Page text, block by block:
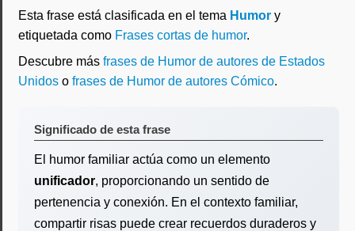
Esta frase está clasificada en el tema Humor y
etiquetada como Frases cortas de humor.
Descubre más frases de Humor de autores de Estados
Unidos o frases de Humor de autores Cómico.
Significado de esta frase
El humor familiar actúa como un elemento
unificador, proporcionando un sentido de
pertenencia y conexión. En el contexto familiar,
compartir risas puede crear recuerdos duraderos y